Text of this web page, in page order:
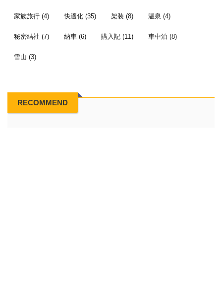
家族旅行 (4) 快適化 (35) 架装 (8) 温泉 (4)
秘密結社 (7) 納車 (6) 購入記 (11) 車中泊 (8)
雪山 (3)
RECOMMEND